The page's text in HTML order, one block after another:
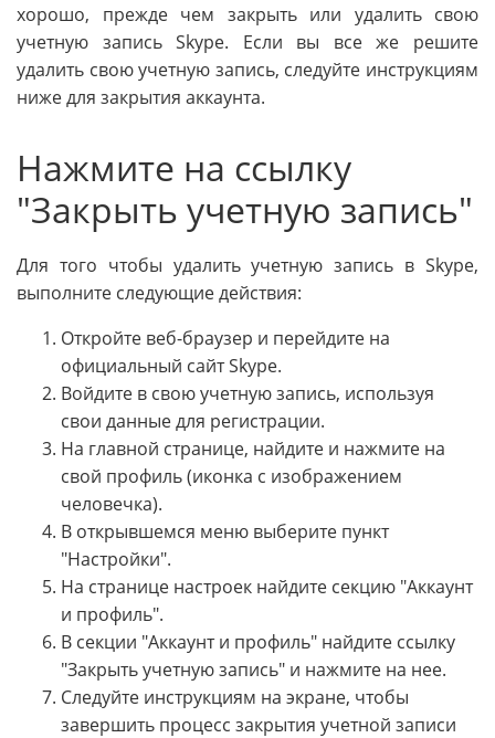
хорошо, прежде чем закрыть или удалить свою
учетную запись Skype. Если вы все же решите
удалить свою учетную запись, следуйте инструкциям
ниже для закрытия аккаунта.
Нажмите на ссылку
"Закрыть учетную запись"
Для того чтобы удалить учетную запись в Skype,
выполните следующие действия:
Откройте веб-браузер и перейдите на
официальный сайт Skype.
Войдите в свою учетную запись, используя
свои данные для регистрации.
На главной странице, найдите и нажмите на
свой профиль (иконка с изображением
человечка).
В открывшемся меню выберите пункт
"Настройки".
На странице настроек найдите секцию "Аккаунт
и профиль".
В секции "Аккаунт и профиль" найдите ссылку
"Закрыть учетную запись" и нажмите на нее.
Следуйте инструкциям на экране, чтобы
завершить процесс закрытия учетной записи